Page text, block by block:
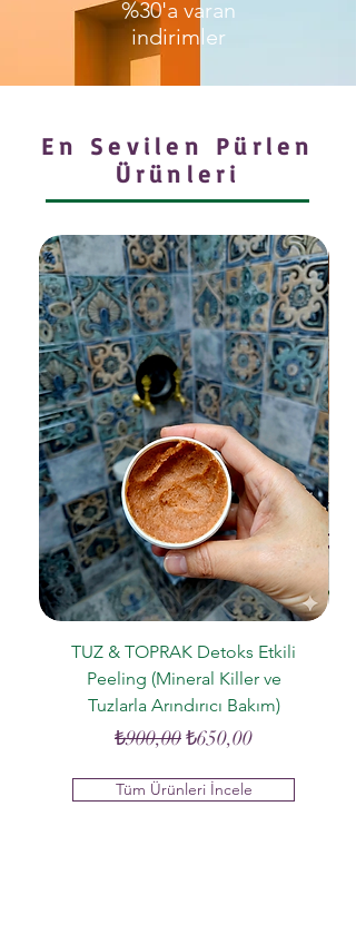
%30'a varan
indirimler
En Sevilen Pürlen
Ürünleri
TUZ & TOPRAK Detoks Etkili
Peeling (Mineral Killer ve
Tuzlarla Arındırıcı Bakım)
Normal Fiyat
₺900,00İndirimli Fiyat
₺650,00
Tüm Ürünleri İncele